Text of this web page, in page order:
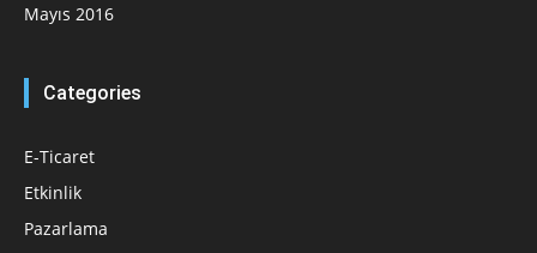
Mayıs 2016
Categories
E-Ticaret
Etkinlik
Pazarlama